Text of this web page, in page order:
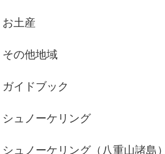
お土産
その他地域
ガイドブック
シュノーケリング
シュノーケリング（八重山諸島）